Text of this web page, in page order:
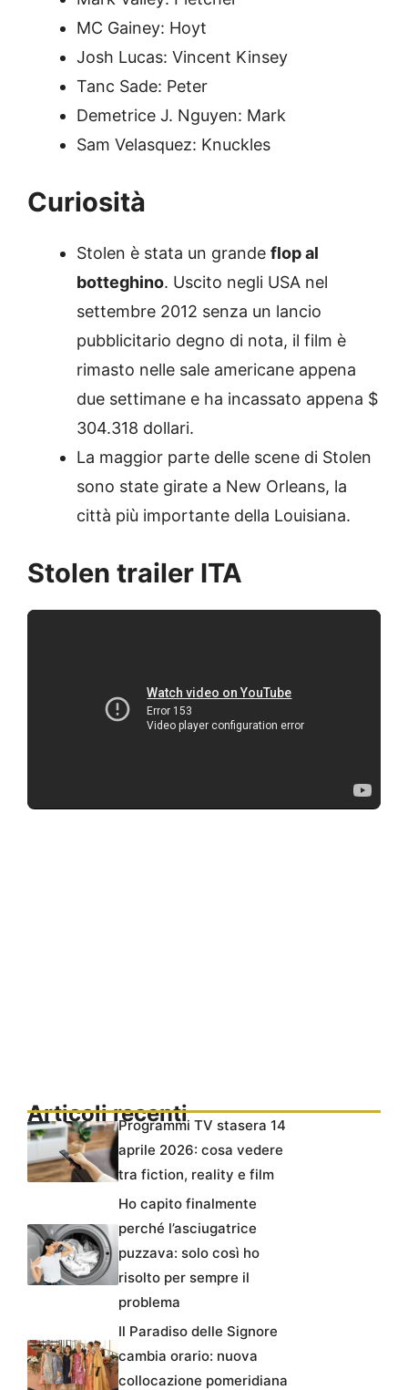
MC Gainey: Hoyt
Josh Lucas: Vincent Kinsey
Tanc Sade: Peter
Demetrice J. Nguyen: Mark
Sam Velasquez: Knuckles
Curiosità
Stolen è stata un grande flop al
botteghino. Uscito negli USA nel
settembre 2012 senza un lancio
pubblicitario degno di nota, il film è
rimasto nelle sale americane appena
due settimane e ha incassato appena $
304.318 dollari.
La maggior parte delle scene di Stolen
sono state girate a New Orleans, la
città più importante della Louisiana.
Stolen trailer ITA
Articoli recentiProgrammi TV stasera 14
aprile 2026: cosa vedere
tra fiction, reality e film
Ho capito finalmente
perché l’asciugatrice
puzzava: solo così ho
risolto per sempre il
problema
Il Paradiso delle Signore
cambia orario: nuova
collocazione pomeridiana